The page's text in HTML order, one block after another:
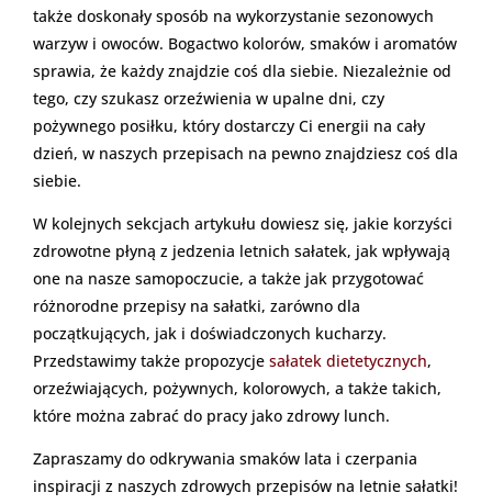
także doskonały sposób na wykorzystanie sezonowych
warzyw i owoców. Bogactwo kolorów, smaków i aromatów
sprawia, że każdy znajdzie coś dla siebie. Niezależnie od
tego, czy szukasz orzeźwienia w upalne dni, czy
pożywnego posiłku, który dostarczy Ci energii na cały
dzień, w naszych przepisach na pewno znajdziesz coś dla
siebie.
W kolejnych sekcjach artykułu dowiesz się, jakie korzyści
zdrowotne płyną z jedzenia letnich sałatek, jak wpływają
one na nasze samopoczucie, a także jak przygotować
różnorodne przepisy na sałatki, zarówno dla
początkujących, jak i doświadczonych kucharzy.
Przedstawimy także propozycje sałatek dietetycznych,
orzeźwiających, pożywnych, kolorowych, a także takich,
które można zabrać do pracy jako zdrowy lunch.
Zapraszamy do odkrywania smaków lata i czerpania
inspiracji z naszych zdrowych przepisów na letnie sałatki!